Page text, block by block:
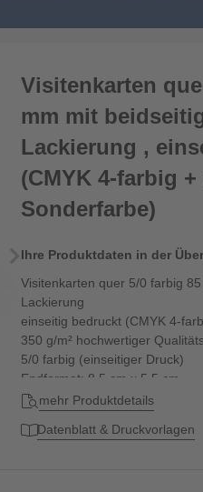
Visitenkarten
mm mit
Lackierung ,
(CMYK 4-farbig
Sonderfarbe)
Ihre Produktdaten in der
Visitenkarten quer 5/0 farbig
Lackierung
einseitig bedruckt (CMYK 4-
350 g/m² hochwertiger
5/0 farbig (einseitiger Druck)
Endformat: 8,5 cm x 5,5 cm
Datenformat: 9,1 cm x 6,1 cm
Diese...
mehr Produktdetails
Datenblatt & Druckvorlagen